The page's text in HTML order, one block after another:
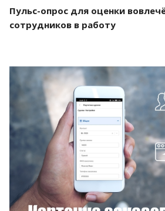
Пульс-опрос для оценки
сотрудников в работу
Смотреть проект